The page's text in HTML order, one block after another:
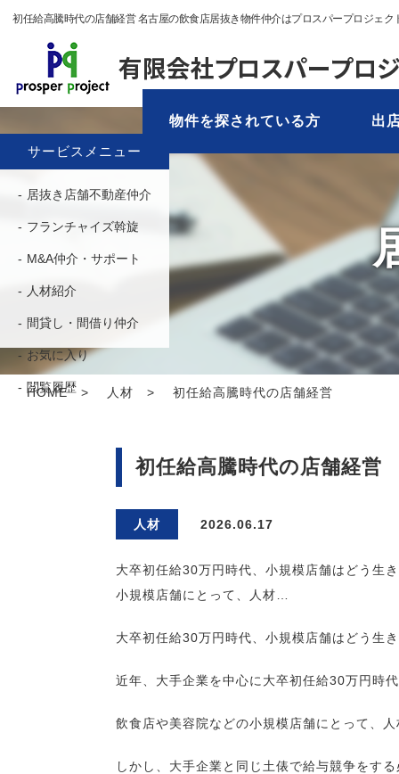
初任給高騰時代の店舗経営 名古屋の飲食店居抜き物件仲介はプロスパープロジェク
物件を探されている方 出
HOME 人材 初任給高騰時代の店舗経営
初任給高騰時代の店舗経営
人材 2026.06.17
大卒初任給30万円時代、小規模店舗はどう生
小規模店舗にとって、人材…
大卒初任給30万円時代、小規模店舗はどう生
近年、大手企業を中心に大卒初任給30万円時
飲食店や美容院などの小規模店舗にとって、
しかし、大手企業と同じ土俵で給与競争をす
サービスメニュー
居抜き店舗不動産仲介
フランチャイズ斡旋
M&A仲介・サポート
人材紹介
間貸し・間借り仲介
お気に入り
閲覧履歴